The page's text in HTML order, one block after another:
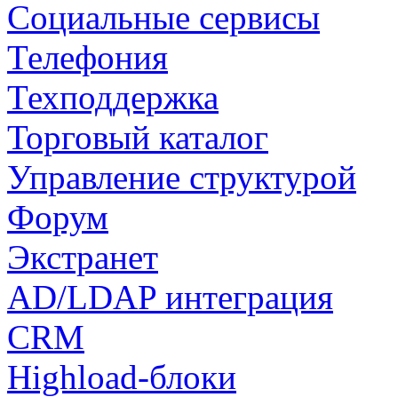
Социальные сервисы
Телефония
Техподдержка
Торговый каталог
Управление структурой
Форум
Экстранет
AD/LDAP интеграция
CRM
Highload-блоки